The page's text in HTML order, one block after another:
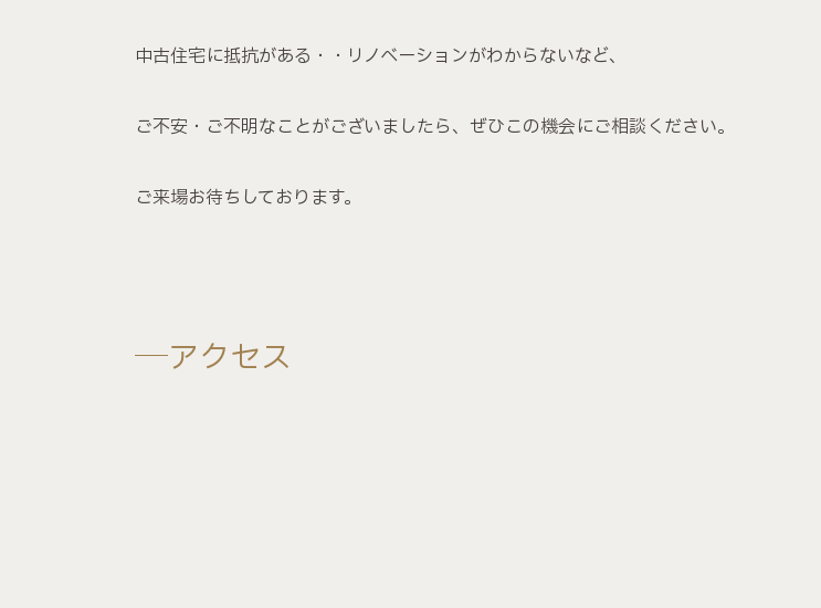
中古住宅に抵抗がある・・リノベーションがわからないなど、
ご不安・ご不明なことがございましたら、ぜひこの機会にご相談ください。
ご来場お待ちしております。
アクセス